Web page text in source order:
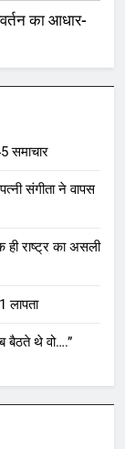
का आधार-
समाचार
संगीता ने वापस
ही राष्ट्र का असली
लापता
बैठते थे वो….”